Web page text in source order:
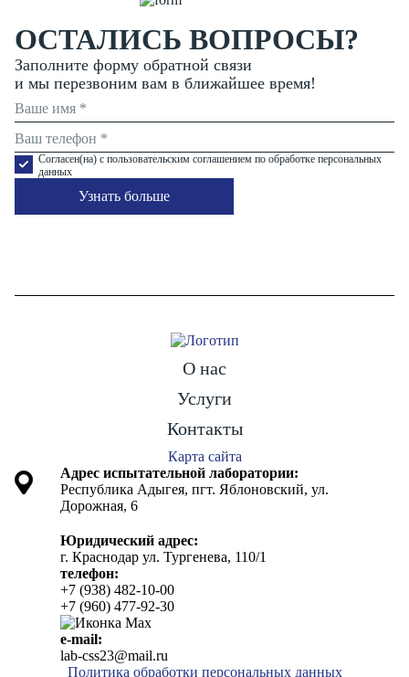
ОСТАЛИСЬ ВОПРОСЫ?
Заполните форму обратной связи
и мы перезвоним вам в ближайшее время!
Согласен(на) с пользовательским соглашением по обработке персональных
данных
Узнать больше
О нас
Услуги
Контакты
Карта сайта
Адрес испытательной лаборатории:
Республика Адыгея, пгт. Яблоновский, ул.
Дорожная, 6
Юридический адрес:
г. Краснодар ул. Тургенева, 110/1
телефон:
+7 (938) 482-10-00
+7 (960) 477-92-30
e-mail:
lab-css23@mail.ru
Политика обработки персональных данных